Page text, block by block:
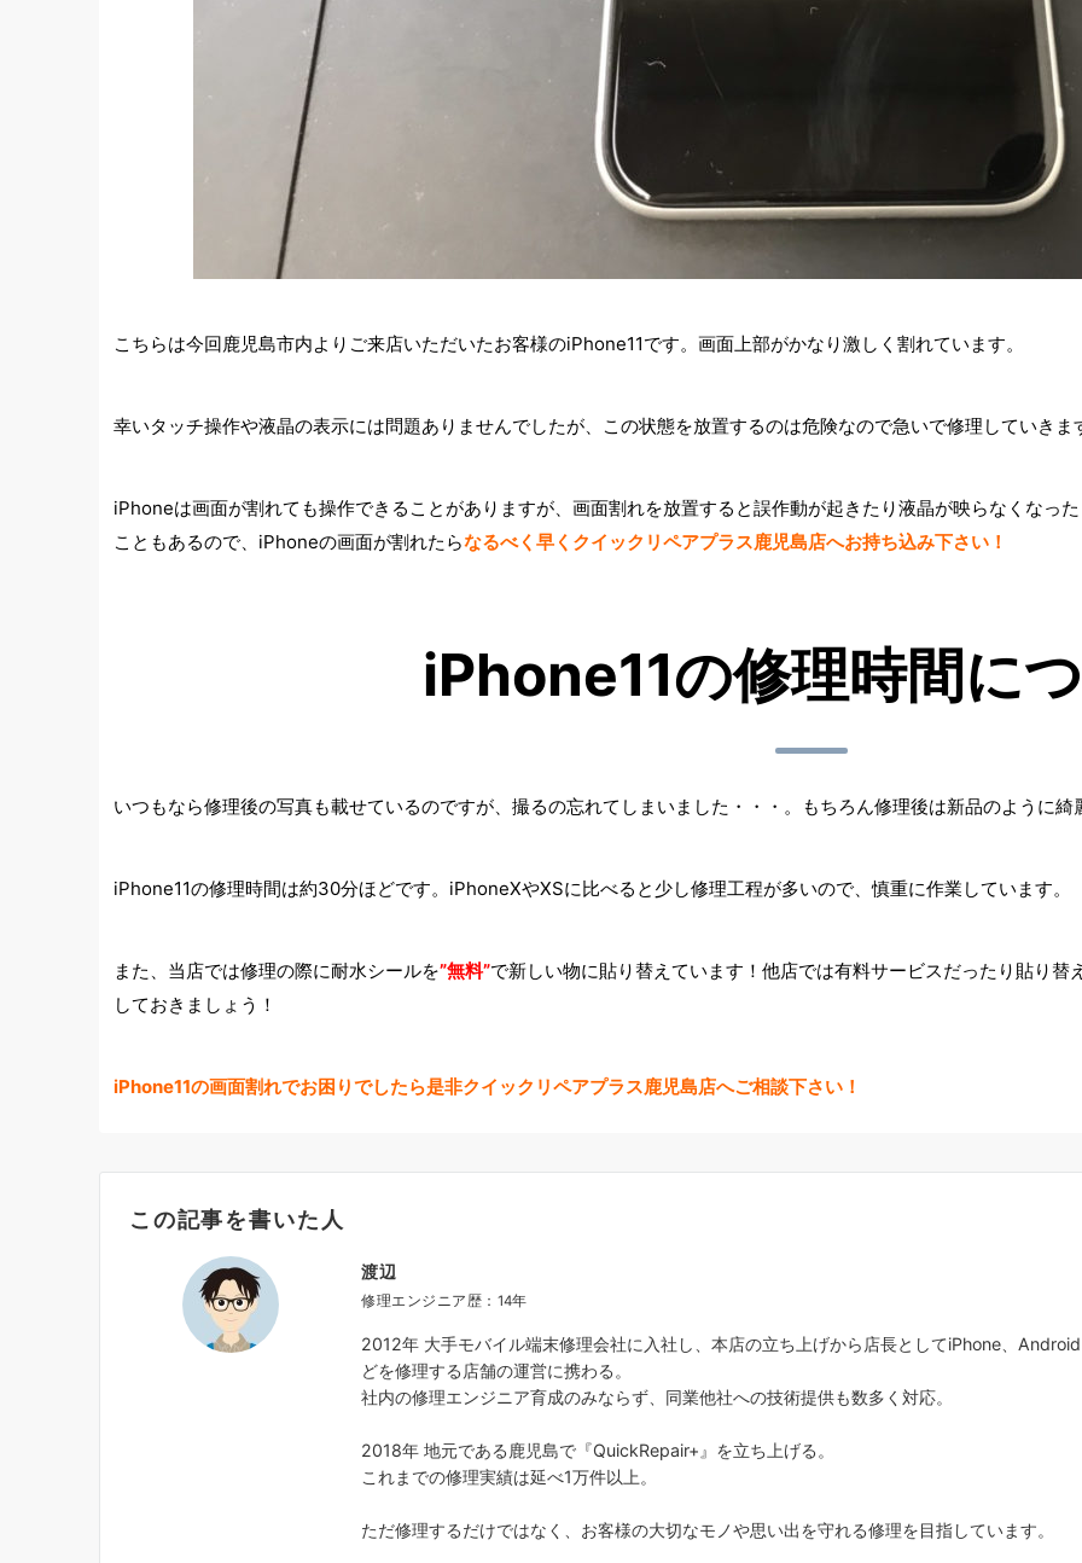
こちらは今回鹿児島市内よりご来店いただいたお客様のiPhone11です。画面上部がかなり激しく割れています。
幸いタッチ操作や液晶の表示には問題ありませんでしたが、この状態を放置するのは危険なので急いで修理していきま
iPhoneは画面が割れても操作できることがありますが、画面割れを放置すると誤作動が起きたり液晶が映らなくなっ
こともあるので、iPhoneの画面が割れたらなるべく早くクイックリペアプラス鹿児島店へお持ち込み下さい！
iPhone11の修理時間に
いつもなら修理後の写真も載せているのですが、撮るの忘れてしまいました・・・。もちろん修理後は新品のように綺
iPhone11の修理時間は約30分ほどです。iPhoneXやXSに比べると少し修理工程が多いので、慎重に作業しています。
また、当店では修理の際に耐水シールを”無料”で新しい物に貼り替えています！他店では有料サービスだったり貼り
しておきましょう！
iPhone11の画面割れでお困りでしたら是非クイックリペアプラス鹿児島店へご相談下さい！
この記事を書いた人
渡辺
修理エンジニア歴：14年
2012年 大手モバイル端末修理会社に入社し、本店の立ち上げから店長としてiPhone、
どを修理する店舗の運営に携わる。
社内の修理エンジニア育成のみならず、同業他社への技術提供も数多く対応。
2018年 地元である鹿児島で『QuickRepair+』を立ち上げる。
これまでの修理実績は延べ1万件以上。
ただ修理するだけではなく、お客様の大切なモノや思い出を守れる修理を目指しています。